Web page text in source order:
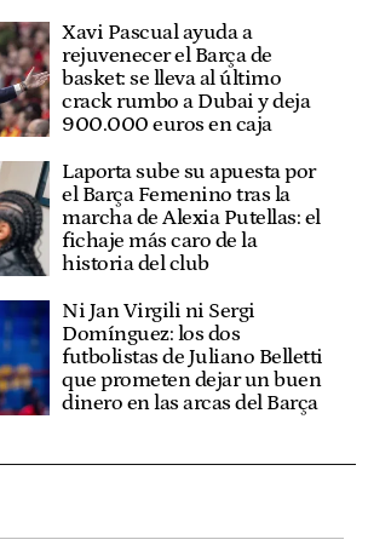
Xavi Pascual ayuda a
rejuvenecer el Barça de
basket: se lleva al último
crack rumbo a Dubai y deja
900.000 euros en caja
Laporta sube su apuesta por
el Barça Femenino tras la
marcha de Alexia Putellas: el
fichaje más caro de la
historia del club
Ni Jan Virgili ni Sergi
Domínguez: los dos
futbolistas de Juliano Belletti
que prometen dejar un buen
dinero en las arcas del Barça